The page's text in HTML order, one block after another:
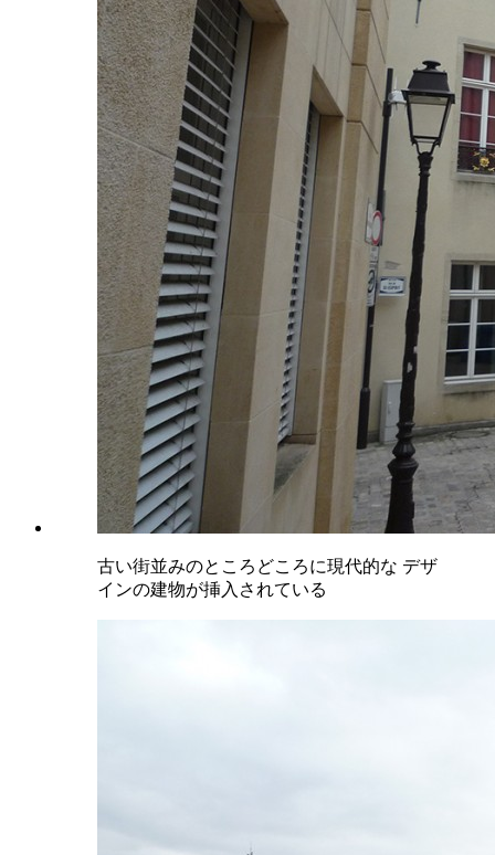
古い街並みのところどころに現代的な デザ
インの建物が挿入されている